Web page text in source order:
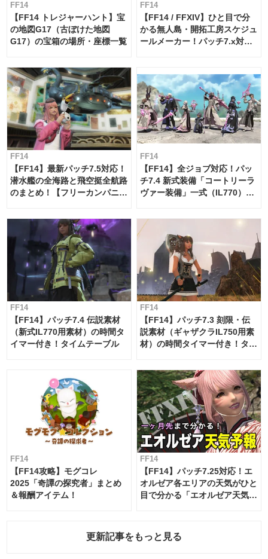
FF14
【FF14 トレジャーハント】宝
の地図G17（古ぼけた地図
G17）の宝箱の場所・座標一覧
FF14
【FF14 / FFXIV】ひと目で分
かる無人島・開拓工房スケジュ
ールメーカー！パッチ7.x対応
FF14
【FF14】最新パッチ7.5対応！
潜水艦の全海路と飛空挺全航路
のまとめ！【フリーカンパニ
FF14
【FF14】全ジョブ対応！パッ
チ7.4 新式装備「コートリーラ
ヴァー装備」一式（IL770）の
FF14
【FF14】パッチ7.4 伝説素材
（新式IL770用素材）の時間タ
イマー付き！タイムテーブル
FF14
【FF14】パッチ7.3 刻限・伝
説素材（ギャザクラIL750用素
材）の時間タイマー付き！タイ
FF14
【FF14攻略】モグコレ
2025「奇譚の探究者」まとめ
＆報酬アイテム！
FF14
【FF14】パッチ7.25対応！エ
オルゼア各エリアの天気がひと
目で分かる「エオルゼア天気予
更新記事をもっと見る